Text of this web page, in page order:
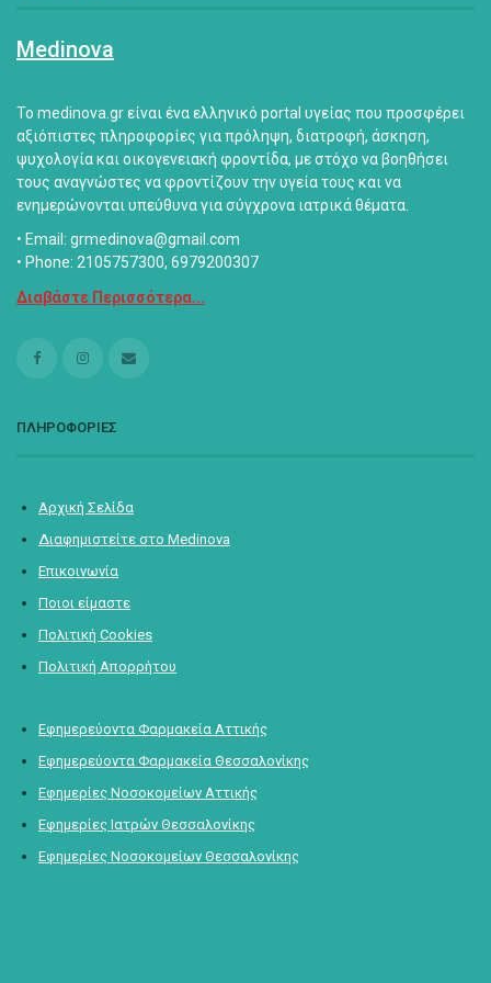
Medinova
Το medinova.gr είναι ένα ελληνικό portal υγείας που προσφέρει
αξιόπιστες πληροφορίες για πρόληψη, διατροφή, άσκηση,
ψυχολογία και οικογενειακή φροντίδα, με στόχο να βοηθήσει
τους αναγνώστες να φροντίζουν την υγεία τους και να
ενημερώνονται υπεύθυνα για σύγχρονα ιατρικά θέματα.
• Email: grmedinova@gmail.com
• Phone: 2105757300, 6979200307
Διαβάστε Περισσότερα...
ΠΛΗΡΟΦΟΡΙΕΣ
Αρχική Σελίδα
Διαφημιστείτε στο Medinova
Επικοινωνία
Ποιοι είμαστε
Πολιτική Cookies
Πολιτική Απορρήτου
Εφημερεύοντα Φαρμακεία Αττικής
Εφημερεύοντα Φαρμακεία Θεσσαλονίκης
Εφημερίες Νοσοκομείων Αττικής
Εφημερίες Ιατρών Θεσσαλονίκης
Εφημερίες Νοσοκομείων Θεσσαλονίκης